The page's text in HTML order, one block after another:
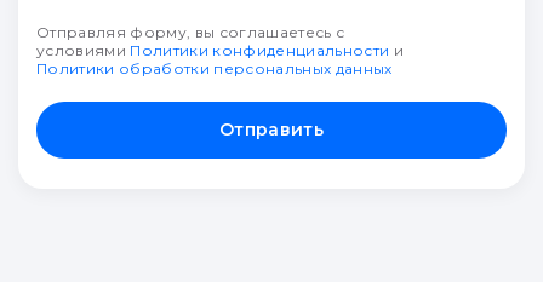
Отправляя форму, вы соглашаетесь с
условиями Политики конфиденциальности и
Политики обработки персональных данных
Отправить